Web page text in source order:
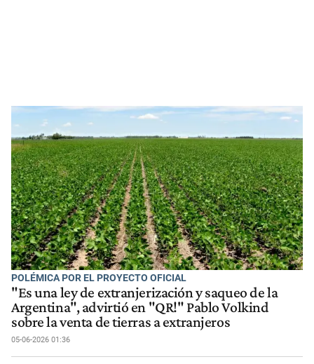
POLÉMICA POR EL PROYECTO OFICIAL
"Es una ley de extranjerización y saqueo de la
Argentina", advirtió en "QR!" Pablo Volkind
sobre la venta de tierras a extranjeros
05-06-2026 01:36